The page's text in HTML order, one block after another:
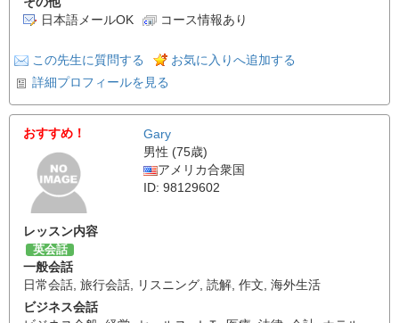
日本語メールOK
コース情報あり
この先生に質問する
お気に入りへ追加する
詳細プロフィールを見る
おすすめ！
Gary
男性 (75歳)
アメリカ合衆国
ID: 98129602
レッスン内容
英会話
一般会話
日常会話 旅行会話 リスニング 読解 作文 海外生活
ビジネス会話